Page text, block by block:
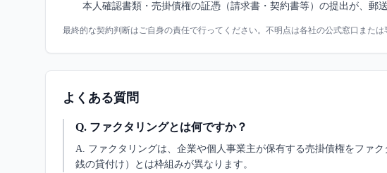
本人確認書類・売掛債権の証憑（請求書・契約書等）の提出が、郵
最終的な契約判断はご自身の責任で行ってください。不明点は各社の公式窓口または
よくある質問
Q. ファクタリングとは何ですか？
A. ファクタリングは、企業や個人事業主が保有する売掛債権をファ
銭の貸付け）とは枠組みが異なります。